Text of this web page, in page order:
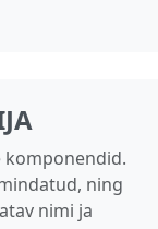
komponendid.
ning
nimi ja